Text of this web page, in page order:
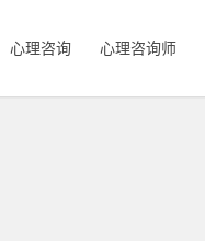
心理咨询 心理咨询师